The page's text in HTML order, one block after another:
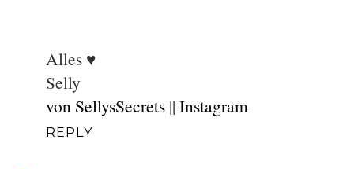
Alles ♥
Selly
von SellysSecrets || Instagram
REPLY